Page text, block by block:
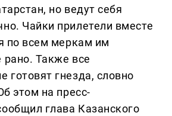
но ведут себя
Чайки прилетели вместе
по всем меркам им
рано. Также все
готовят гнезда, словно
этом на пресс-
глава Казанского